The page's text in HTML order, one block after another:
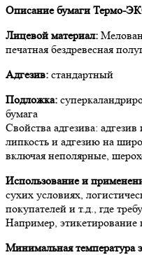
Описание бумаги Термо-
Лицевой материал:
печатная бездревесная
Адгезив: стандартный
Подложка:
бумага
Свойства адгезива:
липкость и адгезию на
включая неполярные,
Использование и
сухих условиях,
покупателей и т.д., где
Например, этикетирование
Минимальная температура